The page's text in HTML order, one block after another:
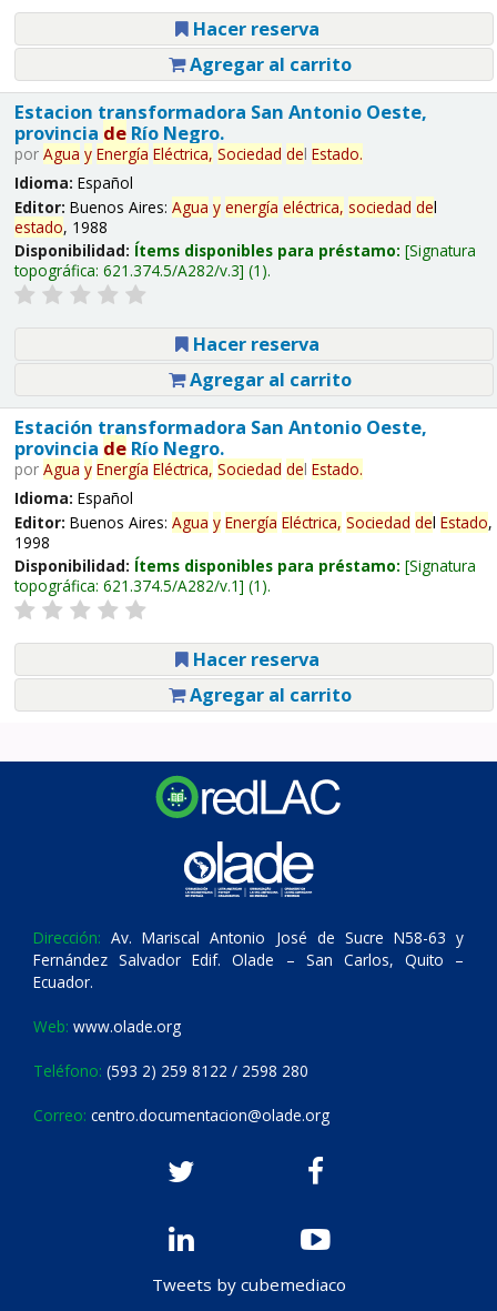
Hacer reserva
Agregar al carrito
Estacion transformadora San Antonio Oeste,
provincia deRío Negro.
por Agua y Energía Eléctrica, Sociedad del Estado.
Idioma: Español
Editor: Buenos Aires: Agua y energía eléctrica, sociedad del
estado, 1988
Disponibilidad: Ítems disponibles para préstamo: Signatura
topográfica: 621.374.5/A282/v.3 (1).
Hacer reserva
Agregar al carrito
Estación transformadora San Antonio Oeste,
provincia deRío Negro.
por Agua y Energía Eléctrica, Sociedad del Estado.
Idioma: Español
Editor: Buenos Aires: Agua y Energía Eléctrica, Sociedad del Estado,
1998
Disponibilidad: Ítems disponibles para préstamo: Signatura
topográfica: 621.374.5/A282/v.1 (1).
Hacer reserva
Agregar al carrito
Dirección: Av. Mariscal Antonio José de Sucre N58-63 y
Fernández Salvador Edif. Olade – San Carlos, Quito –
Ecuador.
Web: www.olade.org
Teléfono: (593 2) 259 8122 / 2598 280
Correo: centro.documentacion@olade.org
Tweets by cubemediaco